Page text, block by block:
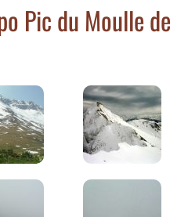
Pic du Moulle de